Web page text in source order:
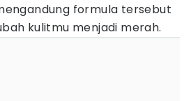
formula tersebut
kulitmu menjadi merah.